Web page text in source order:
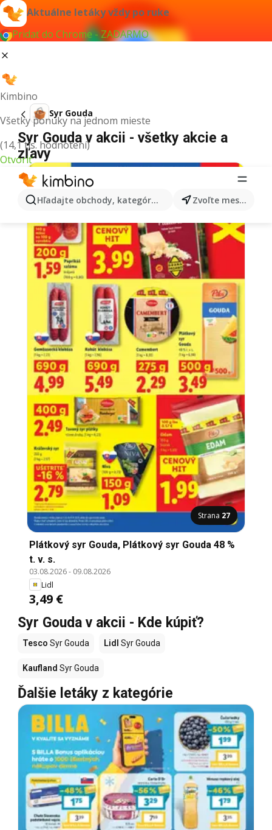
Aktuálne letáky vždy po ruke
Pridať do Chrome - ZADARMO
Kimbino
Všetky ponuky na jednom mieste
(14,1 tis. hodnotení)
Otvoriť
Hľadajte obchody, kategórie, produkty... Zvoľte mesto
Syr Gouda
Syr Gouda v akcii - všetky akcie a
zľavy
Strana 27
Plátkový syr Gouda, Plátkový syr Gouda 48 %
t. v. s.
03.08.2026- 09.08.2026
Lidl
3,49 €
Syr Gouda v akcii - Kde kúpiť?
Tesco Syr Gouda Lidl Syr Gouda
Kaufland Syr Gouda
Ďalšie letáky z kategórie